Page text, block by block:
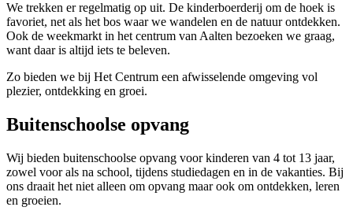
We trekken er regelmatig op uit. De kinderboerderij om de hoek is
favoriet, net als het bos waar we wandelen en de natuur ontdekken.
Ook de weekmarkt in het centrum van Aalten bezoeken we graag,
want daar is altijd iets te beleven.
Zo bieden we bij Het Centrum een afwisselende omgeving vol
plezier, ontdekking en groei.
Buitenschoolse opvang
Wij bieden buitenschoolse opvang voor kinderen van 4 tot 13 jaar,
zowel voor als na school, tijdens studiedagen en in de vakanties. Bij
ons draait het niet alleen om opvang maar ook om ontdekken, leren
en groeien.